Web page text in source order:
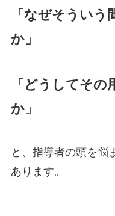
「なぜそうい
か」
「どうしてそ
か」
と、指導者の頭を悩
あります。